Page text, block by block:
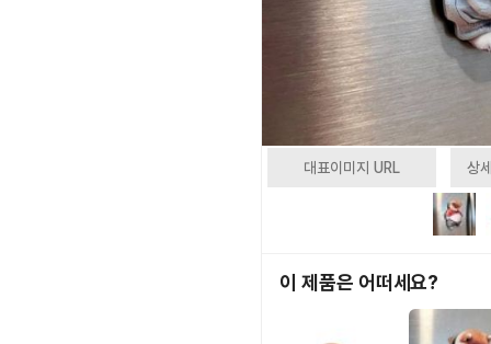
대표이미지 URL 상
이 제품은 어떠세요?